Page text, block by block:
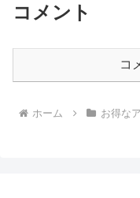
コメント
コ
ホーム お得な